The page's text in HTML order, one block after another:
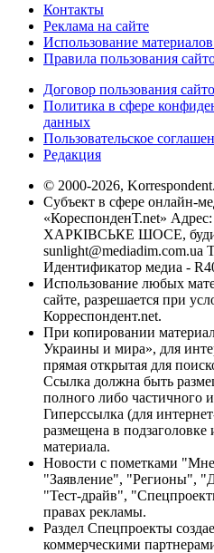
Контакты
Реклама на сайте
Использование
Правила пользования
Договор пользования
Политика в сфере
данных
Пользовательское
Редакция
© 2000-2026,
Субъект в сфере онлайн-
«КореспонденТ.net» Адрес:
ХАРКІВСЬКЕ ШОСЕ,
sunlight@mediadim.com.ua
Идентификатор медиа -
Использование любых
сайте, разрешается при
Корреспондент.net.
При копировании
Украины и мира», для
прямая открытая для
Ссылка должна быть
полного либо частичного
Гиперссылка (для
размещена в подзаголовке
материала.
Новости с пометками
"Заявление", "Регионы",
"Тест-драйв",
правах рекламы.
Раздел Спецпроекты
коммерческими